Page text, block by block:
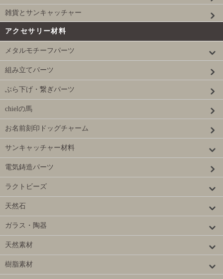
雑貨とサンキャッチャー
アクセサリー材料
メタルモチーフパーツ
組み立てパーツ
ぶら下げ・繋ぎパーツ
chielの馬
お名前刻印ドッグチャーム
サンキャッチャー材料
電気鋳造パーツ
ラクトビーズ
天然石
ガラス・陶器
天然素材
樹脂素材